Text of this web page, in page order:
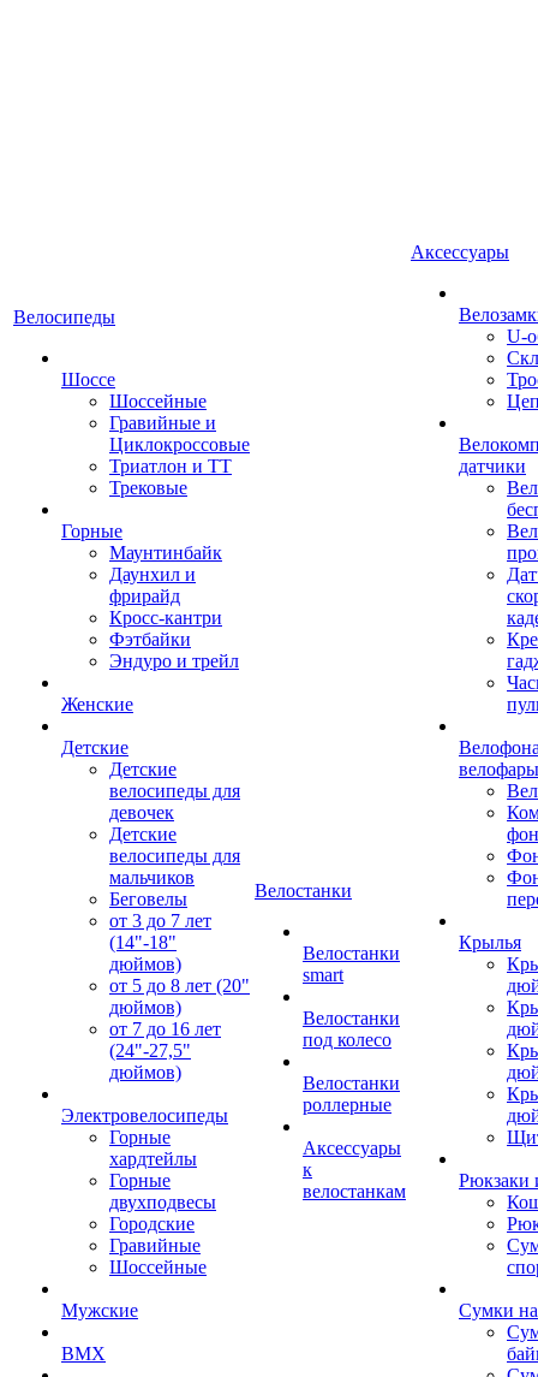
Велосипеды
Шоссе
Шоссейные
Гравийные и
Циклокроссовые
Триатлон и ТТ
Трековые
Горные
Маунтинбайк
Даунхил и
фрирайд
Кросс-кантри
Фэтбайки
Эндуро и трейл
Женские
Детские
Детские
велосипеды для
девочек
Детские
велосипеды для
мальчиков
Беговелы
от 3 до 7 лет
(14"-18"
дюймов)
от 5 до 8 лет (20"
дюймов)
от 7 до 16 лет
(24"-27,5"
дюймов)
Электровелосипеды
Горные
хардтейлы
Горные
двухподвесы
Городские
Гравийные
Шоссейные
Мужские
BMX
Велостанки
Велостанки
smart
Велостанки
под колесо
Велостанки
роллерные
Аксессуары
к
велостанкам
Аксессуары
U-
датчики
велофары
Крылья
Рюкзаки
Сумки